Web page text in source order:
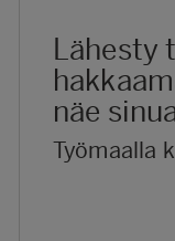
Lähesty
näe
Työmaalla